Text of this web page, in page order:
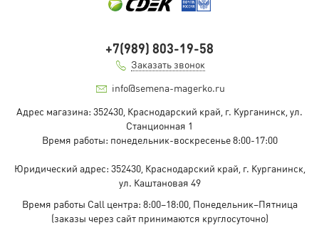
+7(989) 803-19-58
Заказать звонок
info@semena-magerko.ru
Адрес магазина: 352430, Краснодарский край, г. Курганинск, ул.
Станционная 1
Время работы: понедельник-воскресенье 8:00-17:00
Юридический адрес: 352430, Краснодарский край, г. Курганинск,
ул. Каштановая 49
Время работы Call центра: 8:00–18:00, Понедельник–Пятница
(заказы через сайт принимаются круглосуточно)